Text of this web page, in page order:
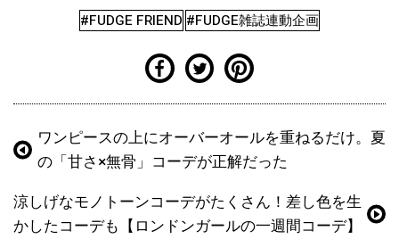
#FUDGE FRIEND #FUDGE雑誌連動企画
ワンピースの上にオーバーオールを重ねるだけ。夏
の「甘さ×無骨」コーデが正解だった
涼しげなモノトーンコーデがたくさん！差し色を生
かしたコーデも【ロンドンガールの一週間コーデ】